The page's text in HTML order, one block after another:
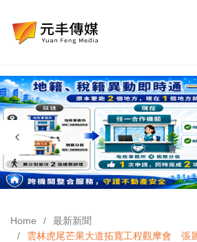
Home
最新新聞
雲林虎尾芒果大道拓寬工程觀摩會 張